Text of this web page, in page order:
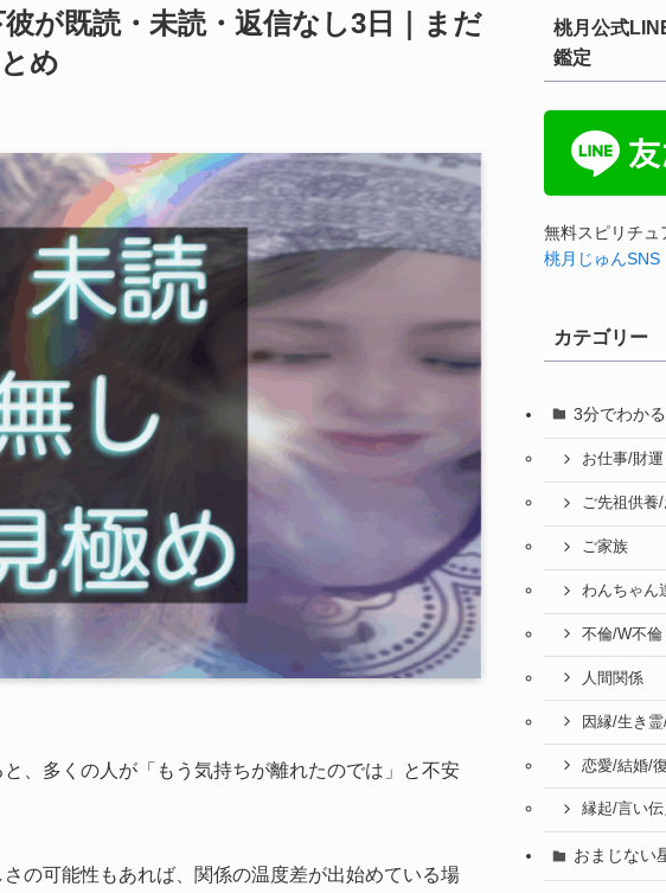
が既読・未読・返信なし3日｜まだ
め
、多くの人が「もう気持ちが離れたのでは」と不安
の可能性もあれば、関係の温度差が出始めている場
桃月公式
鑑定
無料スピリチュ
桃月じゅんSNS
カテゴリー
3分でわか
お仕事/財運
ご先祖供養/
ご家族
わんちゃん
不倫/W不倫
人間関係
因縁/生き
恋愛/結婚/
縁起/言い
おまじない